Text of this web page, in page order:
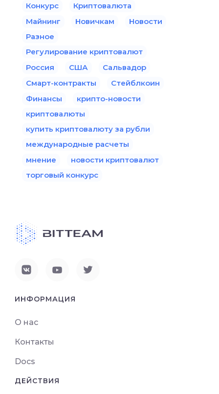
Конкурс
Криптовалюта
Майнинг
Новичкам
Новости
Разное
Регулирование криптовалют
Россия
США
Сальвадор
Смарт-контракты
Стейблкоин
Финансы
крипто-новости
криптовалюты
купить криптовалюту за рубли
международные расчеты
мнение
новости криптовалют
торговый конкурс
ИНФОРМАЦИЯ
О нас
Контакты
Docs
ДЕЙСТВИЯ